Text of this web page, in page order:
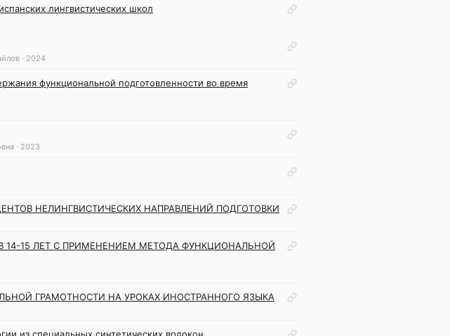
лингвистических школ
· 2024
функциональной подготовленности во время
· 2023
НЕЛИНГВИСТИЧЕСКИХ НАПРАВЛЕНИЙ ПОДГОТОВКИ
15 ЛЕТ С ПРИМЕНЕНИЕМ МЕТОДА ФУНКЦИОНАЛЬНОЙ
ГРАМОТНОСТИ НА УРОКАХ ИНОСТРАННОГО ЯЗЫКА
из специальных синтетических волокон